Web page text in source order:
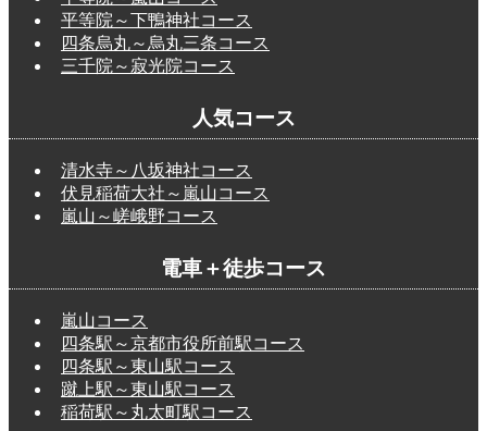
平等院～下鴨神社コース
四条烏丸～烏丸三条コース
三千院～寂光院コース
人気コース
清水寺～八坂神社コース
伏見稲荷大社～嵐山コース
嵐山～嵯峨野コース
電車＋徒歩コース
嵐山コース
四条駅～京都市役所前駅コース
四条駅～東山駅コース
蹴上駅～東山駅コース
稲荷駅～丸太町駅コース